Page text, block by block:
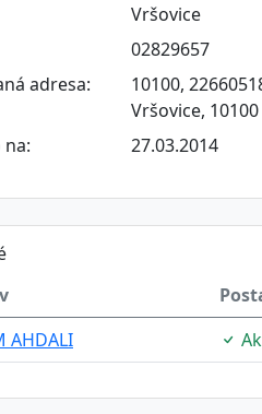
Vršovice
02829657
adresa:
10100,
Vršovice,
na:
27.03.2014
AHDALI